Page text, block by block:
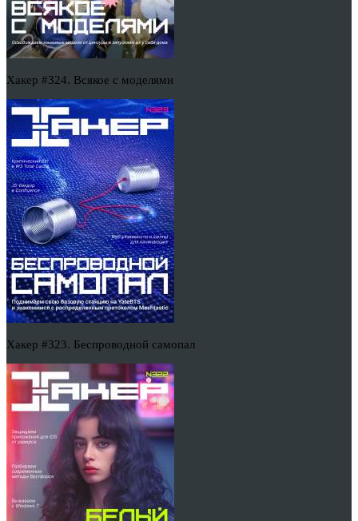
Хакер #324. Всякое с моделями
Хакер #323. Беспроводной самопал